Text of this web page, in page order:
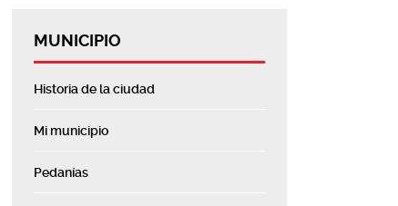
MUNICIPIO
Historia de la ciudad
Mi municipio
Pedanías